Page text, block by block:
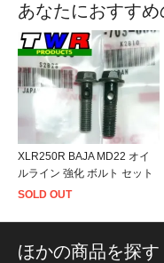
あなたにおすすめ
XLR250R BAJA MD22 オイ
ルライン 強化 ボルト セット
SOLD OUT
ほかの商品を探す